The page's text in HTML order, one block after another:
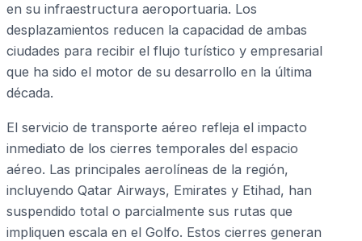
en su infraestructura aeroportuaria. Los
desplazamientos reducen la capacidad de ambas
ciudades para recibir el flujo turístico y empresarial
que ha sido el motor de su desarrollo en la última
década.
El servicio de transporte aéreo refleja el impacto
inmediato de los cierres temporales del espacio
aéreo. Las principales aerolíneas de la región,
incluyendo Qatar Airways, Emirates y Etihad, han
suspendido total o parcialmente sus rutas que
impliquen escala en el Golfo. Estos cierres generan